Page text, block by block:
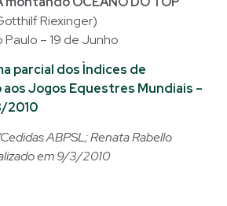
Riexinger)
Paulo – 19 de Junho
parcial dos Ìndices de
Jogos Equestres Mundiais –
2010
ABPSL; Renata Rabello
em 9/3/2010